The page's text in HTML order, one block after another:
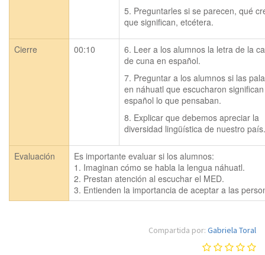
5. Preguntarles si se parecen, qué
que significan, etcétera.
Cierre 00:10
6. Leer a los alumnos la letra de la
de cuna en español.
7. Preguntar a los alumnos si las
en náhuatl que escucharon
español lo que pensaban.
8. Explicar que debemos apreciar la
diversidad lingüística de nuestro país.
Evaluación
Es importante evaluar si los alumnos:
1. Imaginan cómo se habla la lengua náhuatl.
2. Prestan atención al escuchar el MED.
3. Entienden la importancia de aceptar a las
Compartida por: Gabriela Toral